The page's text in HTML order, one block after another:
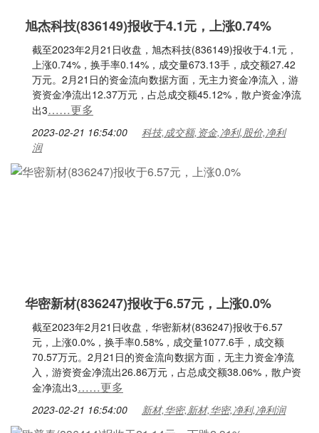
旭杰科技(836149)报收于4.1元，上涨0.74%
截至2023年2月21日收盘，旭杰科技(836149)报收于4.1元，
上涨0.74%，换手率0.14%，成交量673.13手，成交额27.42
万元。2月21日的资金流向数据方面，无主力资金净流入，游
资资金净流出12.37万元，占总成交额45.12%，散户资金净流
出3……更多
2023-02-21 16:54:00
科技,成交额,资金,净利,股价,净利
润
华密新材(836247)报收于6.57元，上涨0.0%
截至2023年2月21日收盘，华密新材(836247)报收于6.57
元，上涨0.0%，换手率0.58%，成交量1077.6手，成交额
70.57万元。2月21日的资金流向数据方面，无主力资金净流
入，游资资金净流出26.86万元，占总成交额38.06%，散户资
金净流出3……更多
2023-02-21 16:54:00 新材,华密,新材,华密,净利,净利润